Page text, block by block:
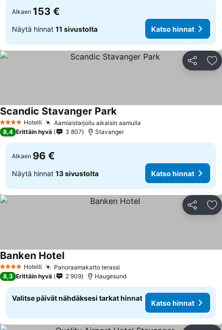
Alkaen 153 €
Näytä hinnat 11 sivustolta Katso hinnat
Jaa
4 Tähtiluokitus
Hotelli Aamiaistarjoilu aikaisin aamulla
Scandic Stavanger ParkKatso hinnat
8,4 Erittäin hyvä 3 807 Stavanger
Alkaen 96 €
Näytä hinnat 13 sivustolta Katso hinnat
Jaa
4 Tähtiluokitus
Hotelli Panoraamakatto terassi
Banken HotelKatso hinnat
8,3 Erittäin hyvä 2 909 Haugesund
Valitse päivät nähdäksesi tarkat hinnat
Katso hinnat